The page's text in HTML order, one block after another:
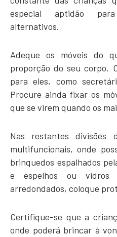
especial aptidão
alternativos.
Adeque os móveis do
proporção do seu corpo.
para eles, como
Procure ainda fixar os
que se virem quando os
Nas restantes divisões
multifuncionais, onde
brinquedos espalhados
e espelhos ou vidros
arredondados, coloque
Certifique-se que a
onde poderá brincar à